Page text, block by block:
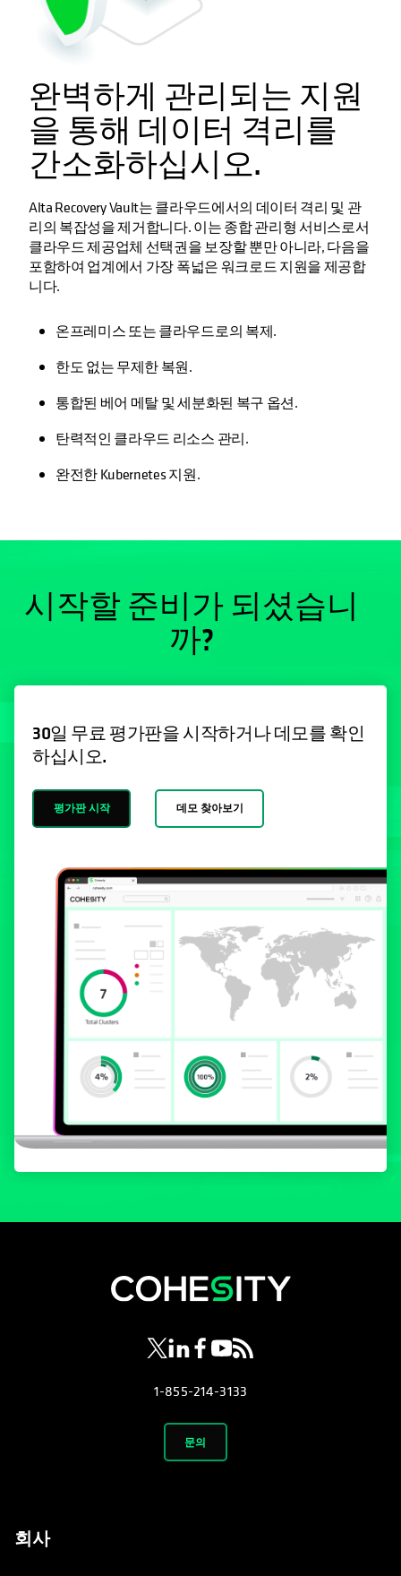
완벽하게 관리되는 지원
을 통해 데이터 격리를
간소화하십시오.
Alta Recovery Vault는 클라우드에서의 데이터 격리 및 관
리의 복잡성을 제거합니다. 이는 종합 관리형 서비스로서
클라우드 제공업체 선택권을 보장할 뿐만 아니라, 다음을
포함하여 업계에서 가장 폭넓은 워크로드 지원을 제공합
니다.
온프레미스 또는 클라우드로의 복제.
한도 없는 무제한 복원.
통합된 베어 메탈 및 세분화된 복구 옵션.
탄력적인 클라우드 리소스 관리.
완전한 Kubernetes 지원.
시작할 준비가 되셨습니
까?
30일 무료 평가판을 시작하거나 데모를 확인
하십시오.
평가판 시작 데모 찾아보기
opens in a new tab
opens in a new tab
opens in a new tab
opens in a new tab
opens in a new tab
1-855-214-3133
문의
회사